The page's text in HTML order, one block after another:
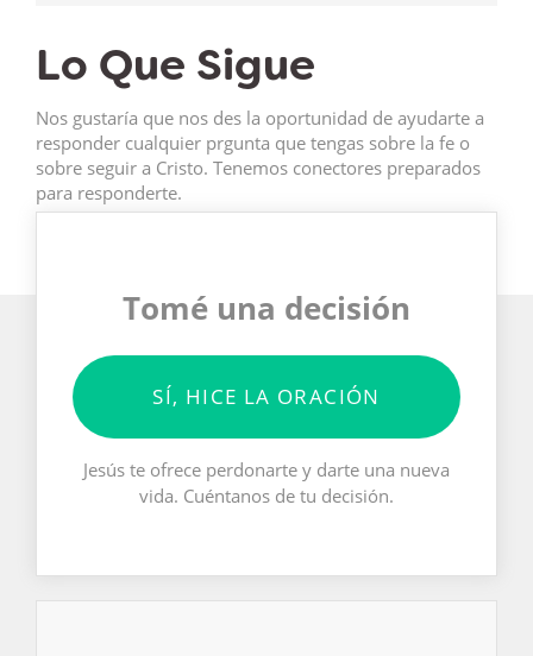
Lo Que Sigue
Nos gustaría que nos des la oportunidad de ayudarte a
responder cualquier prgunta que tengas sobre la fe o
sobre seguir a Cristo. Tenemos conectores preparados
para responderte.
Tomé una decisión
SÍ, HICE LA ORACIÓN
Jesús te ofrece perdonarte y darte una nueva
vida. Cuéntanos de tu decisión.